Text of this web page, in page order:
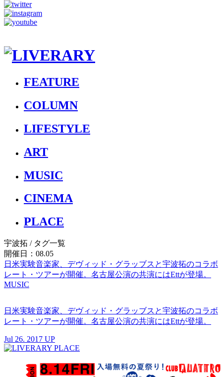
FEATURE
COLUMN
LIFESTYLE
ART
MUSIC
CINEMA
PLACE
宇波拓 / タグ一覧
開催日：08.05
日米実験音楽家、デヴィッド・グラッブスと宇波拓のコラボ
レート・ツアーが開催。名古屋公演の共演にはEttが登場。
MUSIC
日米実験音楽家、デヴィッド・グラッブスと宇波拓のコラボ
レート・ツアーが開催。名古屋公演の共演にはEttが登場。
Jul 26. 2017 UP